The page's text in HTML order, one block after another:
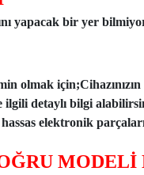
yapacak bir yer
olmak
detaylı bilgi
elektronik